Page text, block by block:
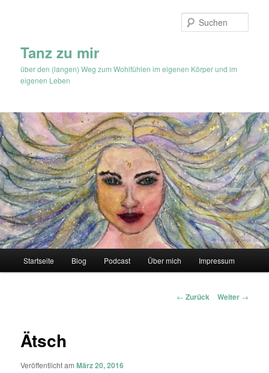
Tanz zu mir
über den (langen) Weg zum Wohlfühlen im eigenen Körper und im
eigenen Leben
Startseite Blog Podcast Über mich Impressum
Beitragsnavigation
← Zurück Weiter →
Ätsch
Veröffentlicht amMärz 20, 2016